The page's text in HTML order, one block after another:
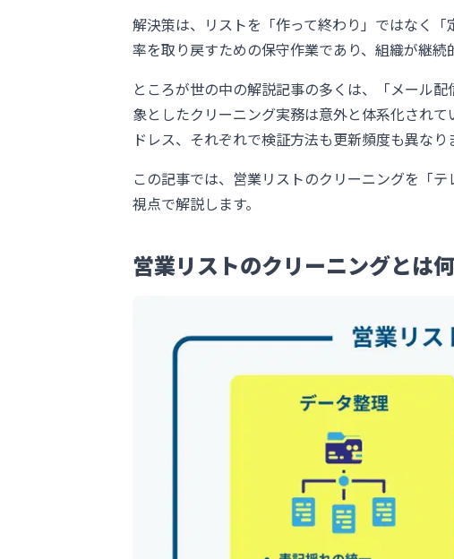
解決策は、リストを「作って終わり」ではなく
率を取り戻すための保守作業であり、組織が継続
ところが世の中の解説記事の多くは、「メール
象としたクリーニング実務は意外と体系化され
ドレス、それぞれで検証方法も更新頻度も異なり
この記事では、営業リストのクリーニングを「
視点で解説します。
営業リストのクリーニングとは